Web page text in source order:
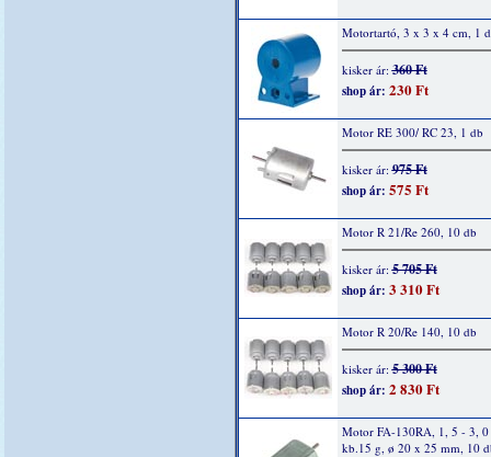
Motortartó, 3 x 3 x 4 cm, 1
kisker ár:360 Ft
shop ár: 230 Ft
Motor RE 300/ RC 23, 1 db
kisker ár:975 Ft
shop ár: 575 Ft
Motor R 21/Re 260, 10 db
kisker ár:5 705 Ft
shop ár: 3 310 Ft
Motor R 20/Re 140, 10 db
kisker ár:5 300 Ft
shop ár: 2 830 Ft
Motor FA-130RA, 1, 5 - 3,
kb.15 g, ø 20 x 25 mm, 10